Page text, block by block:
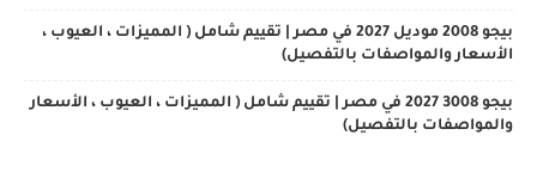
بيجو 2008 موديل 2027 في مصر | تقييم شامل ( المميزات ، العيوب ،
الأسعار والمواصفات بالتفصيل)
بيجو 3008 2027 في مصر | تقييم شامل ( المميزات ، العيوب ، الأسعار
والمواصفات بالتفصيل)